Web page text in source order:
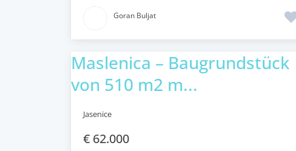
Goran Buljat
Maslenica – Baugrundstück
von 510 m2 m...
Jasenice
€ 62.000